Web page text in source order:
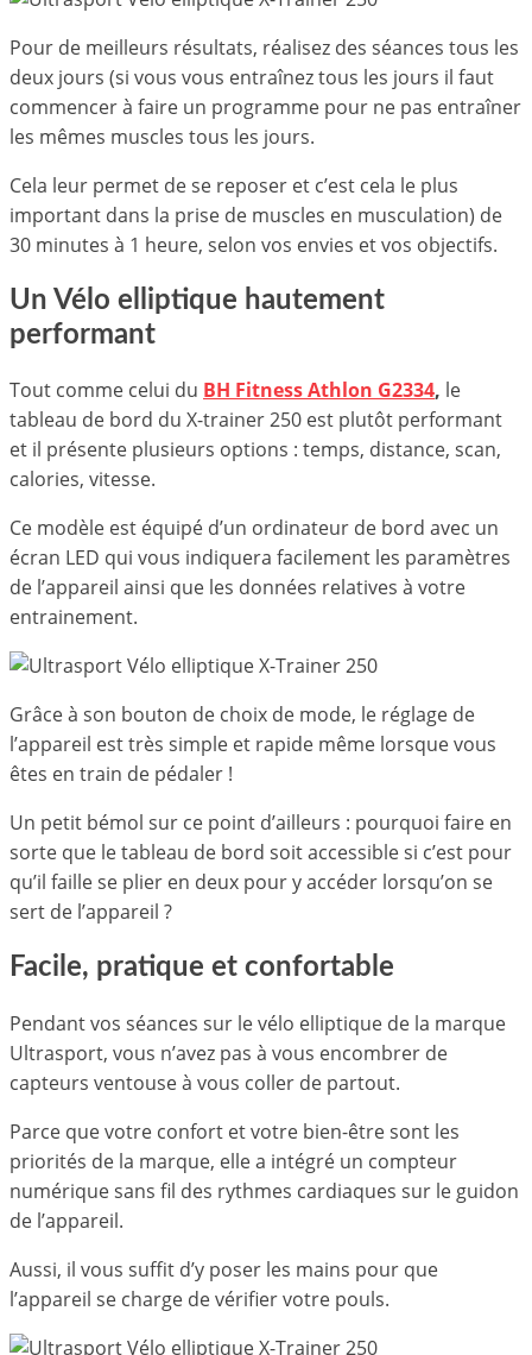
Pour de meilleurs résultats, réalisez des séances tous les
deux jours (si vous vous entraînez tous les jours il faut
commencer à faire un programme pour ne pas entraîner
les mêmes muscles tous les jours.
Cela leur permet de se reposer et c’est cela le plus
important dans la prise de muscles en musculation) de
30 minutes à 1 heure, selon vos envies et vos objectifs.
Un Vélo elliptique hautement
performant
Tout comme celui du BH Fitness Athlon G2334, le
tableau de bord du X-trainer 250 est plutôt performant
et il présente plusieurs options : temps, distance, scan,
calories, vitesse.
Ce modèle est équipé d’un ordinateur de bord avec un
écran LED qui vous indiquera facilement les paramètres
de l’appareil ainsi que les données relatives à votre
entrainement.
Grâce à son bouton de choix de mode, le réglage de
l’appareil est très simple et rapide même lorsque vous
êtes en train de pédaler !
Un petit bémol sur ce point d’ailleurs : pourquoi faire en
sorte que le tableau de bord soit accessible si c’est pour
qu’il faille se plier en deux pour y accéder lorsqu’on se
sert de l’appareil ?
Facile, pratique et confortable
Pendant vos séances sur le vélo elliptique de la marque
Ultrasport, vous n’avez pas à vous encombrer de
capteurs ventouse à vous coller de partout.
Parce que votre confort et votre bien-être sont les
priorités de la marque, elle a intégré un compteur
numérique sans fil des rythmes cardiaques sur le guidon
de l’appareil.
Aussi, il vous suffit d’y poser les mains pour que
l’appareil se charge de vérifier votre pouls.